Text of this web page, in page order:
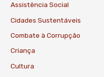
Assistência Social
Cidades Sustentáveis
Combate à Corrupção
Criança
Cultura